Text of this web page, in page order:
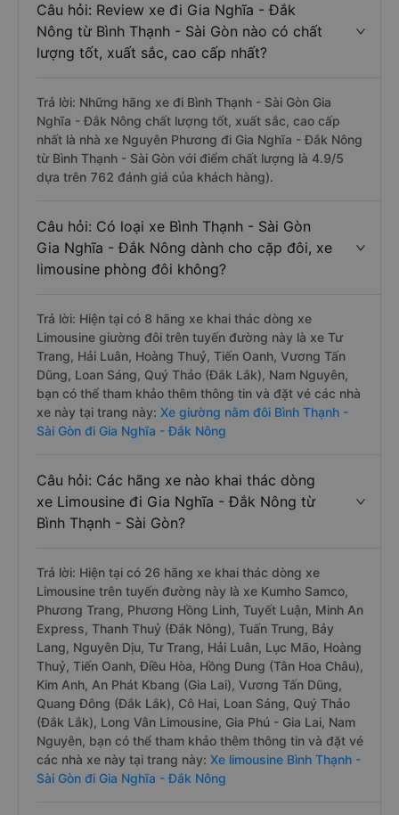
Câu hỏi: Review xe đi Gia Nghĩa - Đắk
Nông từ Bình Thạnh - Sài Gòn nào có chất
lượng tốt, xuất sắc, cao cấp nhất?
Trả lời: Những hãng xe đi Bình Thạnh - Sài Gòn Gia
Nghĩa - Đắk Nông chất lượng tốt, xuất sắc, cao cấp
nhất là nhà xe Nguyên Phương đi Gia Nghĩa - Đắk Nông
từ Bình Thạnh - Sài Gòn với điểm chất lượng là 4.9/5
dựa trên 762 đánh giá của khách hàng).
Câu hỏi: Có loại xe Bình Thạnh - Sài Gòn
Gia Nghĩa - Đắk Nông dành cho cặp đôi, xe
limousine phòng đôi không?
Trả lời: Hiện tại có 8 hãng xe khai thác dòng xe
Limousine giường đôi trên tuyến đường này là xe Tư
Trang, Hải Luân, Hoàng Thuỷ, Tiến Oanh, Vương Tấn
Dũng, Loan Sáng, Quý Thảo (Đắk Lắk), Nam Nguyên,
bạn có thể tham khảo thêm thông tin và đặt vé các nhà
xe này tại trang này: Xe giường nằm đôi Bình Thạnh -
Sài Gòn đi Gia Nghĩa - Đắk Nông
Câu hỏi: Các hãng xe nào khai thác dòng
xe Limousine đi Gia Nghĩa - Đắk Nông từ
Bình Thạnh - Sài Gòn?
Trả lời: Hiện tại có 26 hãng xe khai thác dòng xe
Limousine trên tuyến đường này là xe Kumho Samco,
Phương Trang, Phương Hồng Linh, Tuyết Luận, Minh An
Express, Thanh Thuỷ (Đắk Nông), Tuấn Trung, Bảy
Lang, Nguyên Dịu, Tư Trang, Hải Luân, Lục Mão, Hoàng
Thuỷ, Tiến Oanh, Điều Hòa, Hồng Dung (Tân Hoa Châu),
Kim Anh, An Phát Kbang (Gia Lai), Vương Tấn Dũng,
Quang Đông (Đắk Lắk), Cô Hai, Loan Sáng, Quý Thảo
(Đắk Lắk), Long Vân Limousine, Gia Phú - Gia Lai, Nam
Nguyên, bạn có thể tham khảo thêm thông tin và đặt vé
các nhà xe này tại trang này: Xe limousine Bình Thạnh -
Sài Gòn đi Gia Nghĩa - Đắk Nông